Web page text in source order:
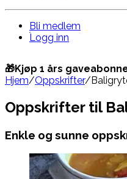
Bli medlem
Logg inn
🎁Kjøp 1 års
Hjem/Oppskrifter/
Oppskrifter til
Enkle og sunne